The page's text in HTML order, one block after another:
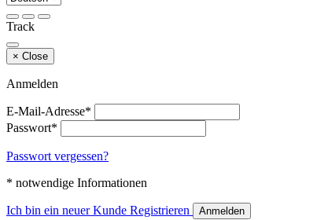
Track
× Close
Anmelden
E-Mail-Adresse*
Passwort*
Passwort vergessen?
* notwendige Informationen
Ich bin ein neuer Kunde Registrieren Anmelden